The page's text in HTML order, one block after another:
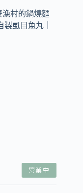
營業中